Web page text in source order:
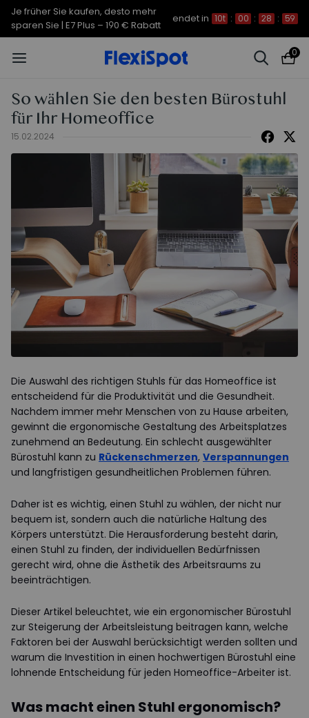
Je früher Sie kaufen, desto mehr
Rabatt
endet in 10t : 00 : 28 : 58
0
So wählen Sie den besten Bürostuhl
für Ihr Homeoffice
15.02.2024
Die Auswahl des richtigen Stuhls für das Homeoffice ist
entscheidend für die Produktivität und die Gesundheit.
Nachdem immer mehr Menschen von zu Hause arbeiten,
gewinnt die ergonomische Gestaltung des Arbeitsplatzes
zunehmend an Bedeutung. Ein schlecht ausgewählter
Bürostuhl kann zu Rückenschmerzen, Verspannungen
und langfristigen gesundheitlichen Problemen führen.
Daher ist es wichtig, einen Stuhl zu wählen, der nicht nur
bequem ist, sondern auch die natürliche Haltung des
Körpers unterstützt. Die Herausforderung besteht darin,
einen Stuhl zu finden, der individuellen Bedürfnissen
gerecht wird, ohne die Ästhetik des Arbeitsraums zu
beeinträchtigen.
Dieser Artikel beleuchtet, wie ein ergonomischer Bürostuhl
zur Steigerung der Arbeitsleistung beitragen kann, welche
Faktoren bei der Auswahl berücksichtigt werden sollten und
warum die Investition in einen hochwertigen Bürostuhl eine
lohnende Entscheidung für jeden Homeoffice-Arbeiter ist.
Was macht einen Stuhl ergonomisch?